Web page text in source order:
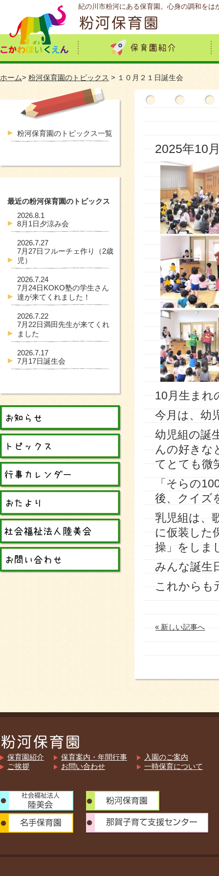
紀の川市粉河にある保育園。心身の調和を
ホーム> 粉河保育園のトピックス > １０月２１日誕生会
2025年10
10月生まれ
今月は、幼
幼児組の誕
んの好きな
てとても微
「そらの
後、クイズ
乳児組は、
に仮装した
操」をしま
みんな誕生
これからも
« 新しい記事へ
粉河保育園のトピックス一覧
最近の粉河保育園のトピックス
2026.8.1
8月1日夕涼み会
2026.7.27
7月27日フルーチェ作り（2歳
児）
2026.7.24
7月24日KOKO塾の学生さん
達が来てくれました！
2026.7.22
7月22日満田先生が来てくれ
ました
2026.7.17
7月17日誕生会
保育園紹介
ご挨拶
保育案内・年間行事
お問い合わせ
入園のご案内
一時保育について